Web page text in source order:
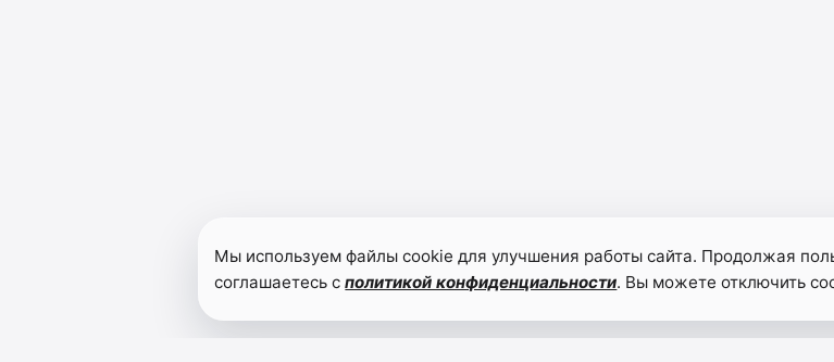
Мы используем файлы cookie для улучшения работы сайта. Продолжая
соглашаетесь сполитикой конфиденциальности. Вы можете отключить